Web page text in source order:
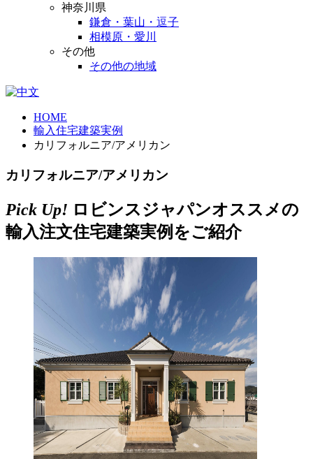
神奈川県
鎌倉・葉山・逗子
相模原・愛川
その他
その他の地域
HOME
輸入住宅建築実例
カリフォルニア/アメリカン
カリフォルニア/アメリカン
Pick Up! ロビンスジャパンオススメの
輸入注文住宅建築実例をご紹介